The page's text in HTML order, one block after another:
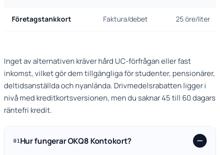
Företagstankkort Faktura/debet 25 öre/liter
Inget av alternativen kräver hård UC-förfrågan eller fast
inkomst, vilket gör dem tillgängliga för studenter, pensionärer,
deltidsanställda och nyanlända. Drivmedelsrabatten ligger i
nivå med kreditkortsversionen, men du saknar 45 till 60 dagars
räntefri kredit.
01Hur fungerar OKQ8 Kontokort?